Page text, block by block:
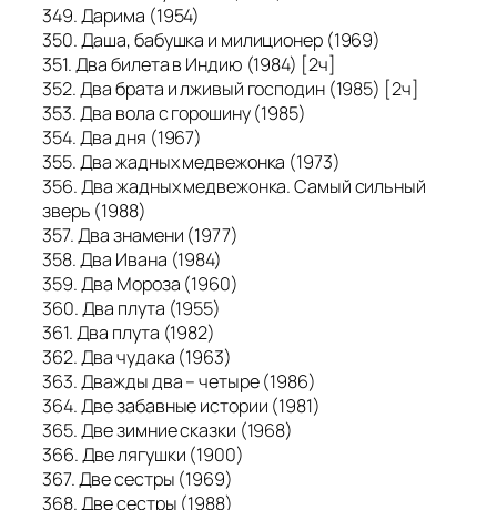
349. Дарима (1954)
350. Даша, бабушка и милиционер (1969)
351. Два билета в Индию (1984) [2ч]
352. Два брата и лживый господин (1985) [2ч]
353. Два вола с горошину (1985)
354. Два дня (1967)
355. Два жадных медвежонка (1973)
356. Два жадных медвежонка. Самый сильный
зверь (1988)
357. Два знамени (1977)
358. Два Ивана (1984)
359. Два Мороза (1960)
360. Два плута (1955)
361. Два плута (1982)
362. Два чудака (1963)
363. Дважды два – четыре (1986)
364. Две забавные истории (1981)
365. Две зимние сказки (1968)
366. Две лягушки (1900)
367. Две сестры (1969)
368. Две сестры (1988)